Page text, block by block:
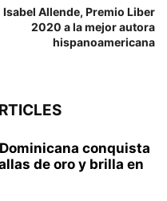
Isabel Allende, Premio Liber
2020 a la mejor autora
hispanoamericana
conquista
de oro y brilla en